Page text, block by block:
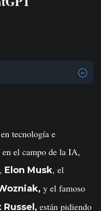
tecnología e
en el campo de la IA,
Elon Musk, el
y el famoso
Russel, están pidiendo